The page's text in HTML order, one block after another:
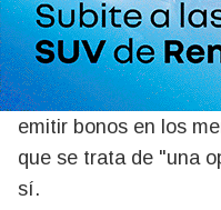
mercados
El ministro de
está en condiciones
emitir bonos en los
que se trata de "una
sí.